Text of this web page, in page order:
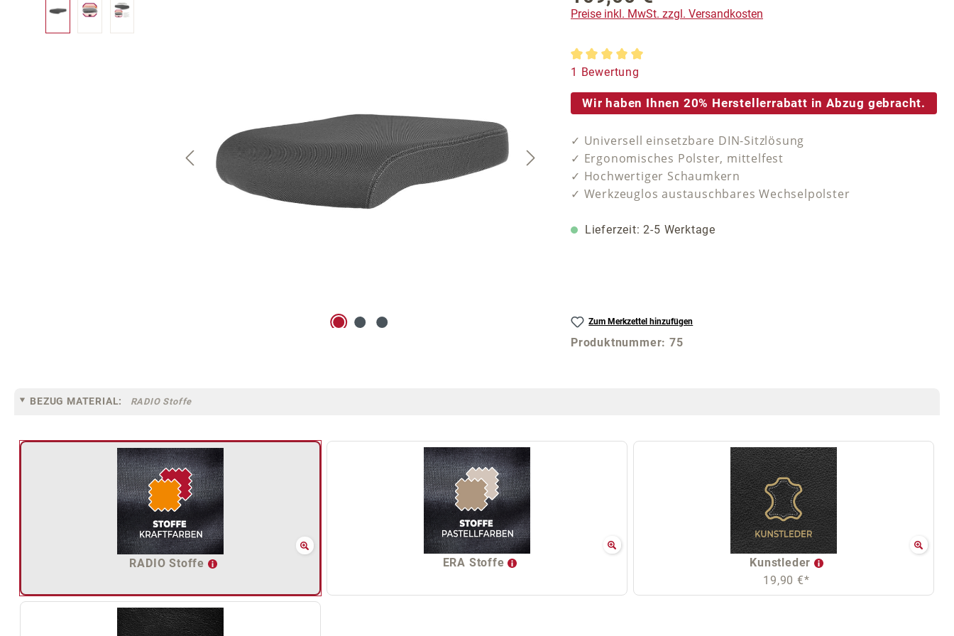
Preise inkl. MwSt. zzgl. Versandkosten
Durchschnittliche Bewertung von 5 von 5 Sternen
1 Bewertung
Wir haben Ihnen 20% Herstellerrabatt in Abzug gebracht.
✓ Universell einsetzbare DIN-Sitzlösung
✓ Ergonomisches Polster, mittelfest
✓ Hochwertiger Schaumkern
✓ Werkzeuglos austauschbares Wechselpolster
Lieferzeit: 2-5 Werktage
Zum Merkzettel hinzufügen
Produktnummer:75
BEZUG MATERIAL: RADIO Stoffe
RADIO Stoffe ERA Stoffe
Kunstleder
19,90 €*